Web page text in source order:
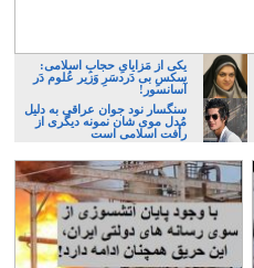
یکی از مَزایایِ حجابِ اسلامی:
سکسِ بی دَردسَرِ وَزیر عُلوم دَر
آسانسور!
سنگسار نود جوان عراقی به دلیل
مُدل موی شان نمونه دیگری از
رأفت اسلامی است